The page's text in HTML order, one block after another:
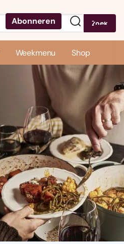
Abonneren Zoek
Weekmenu Shop